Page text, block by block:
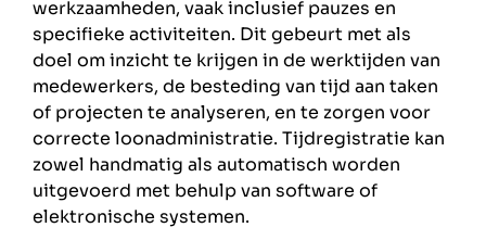
werkzaamheden, vaak inclusief pauzes en
specifieke activiteiten. Dit gebeurt met als
doel om inzicht te krijgen in de werktijden van
medewerkers, de besteding van tijd aan taken
of projecten te analyseren, en te zorgen voor
correcte loonadministratie. Tijdregistratie kan
zowel handmatig als automatisch worden
uitgevoerd met behulp van software of
elektronische systemen.